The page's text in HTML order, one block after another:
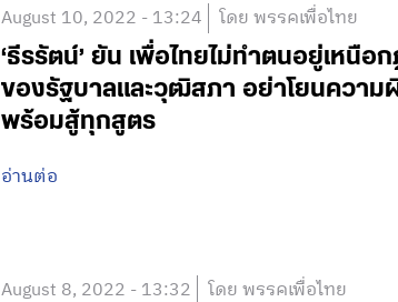
August 10, 2022 - 13:24 โดย พรรคเพื่อไทย
‘ธีรรัตน์’ ยัน เพื่อไทยไม่ทำตนอยู่เหนื
ของรัฐบาลและวุฒิสภา อย่าโยนความ
พร้อมสู้ทุกสูตร
อ่านต่อ
August 8, 2022 - 13:32 โดย พรรคเพื่อไทย